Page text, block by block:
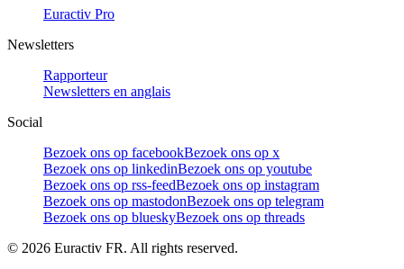
Euractiv Pro
Newsletters
Rapporteur
Newsletters en anglais
Social
Bezoek ons op facebookBezoek ons op x
Bezoek ons op linkedinBezoek ons op youtube
Bezoek ons op rss-feedBezoek ons op instagram
Bezoek ons op mastodonBezoek ons op telegram
Bezoek ons op blueskyBezoek ons op threads
© 2026 Euractiv FR. All rights reserved.